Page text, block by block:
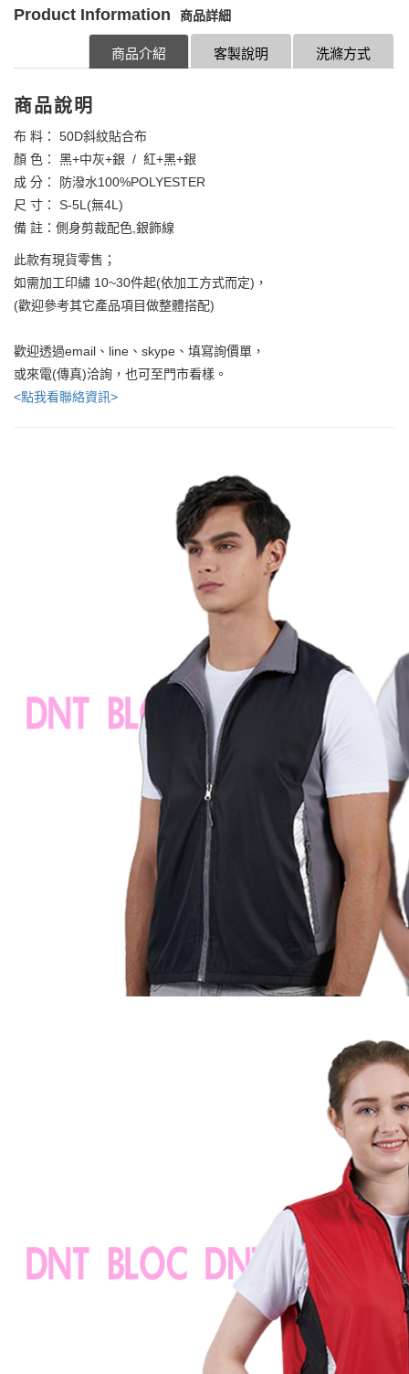
Product Information 商品詳細
洗滌方式
客製說明
商品介紹
商品說明
布 料： 50D斜紋貼合布
顏 色： 黑+中灰+銀 / 紅+黑+銀
成 分： 防潑水100%POLYESTER
尺 寸： S-5L(無4L)
備 註：側身剪裁配色,銀飾線
此款有現貨零售；
如需加工印繡 10~30件起(依加工方式而定)，
(歡迎參考其它產品項目做整體搭配)
歡迎透過email、line、skype、填寫詢價單，
或來電(傳真)洽詢，也可至門市看樣。
<點我看聯絡資訊>